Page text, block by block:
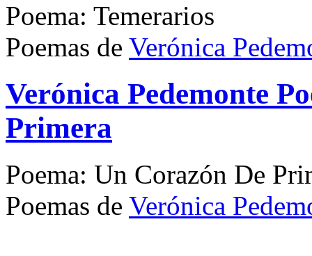
Poema: Temerarios
Poemas de Verónica
Verónica Pedemonte
Primera
Poema: Un Corazón De
Poemas de Verónica